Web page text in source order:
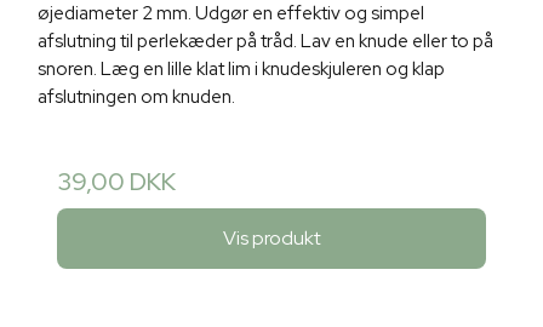
øjediameter 2 mm. Udgør en effektiv og simpel
afslutning til perlekæder på tråd. Lav en knude eller to på
snoren. Læg en lille klat lim i knudeskjuleren og klap
afslutningen om knuden.
39,00 DKK
Vis produkt